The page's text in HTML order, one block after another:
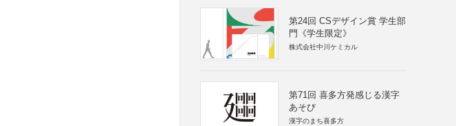
第24回 CSデザイン賞 学生部
門《学生限定》
株式会社中川ケミカル
第71回 喜多方発感じる漢字
あそび
漢字のまち喜多方